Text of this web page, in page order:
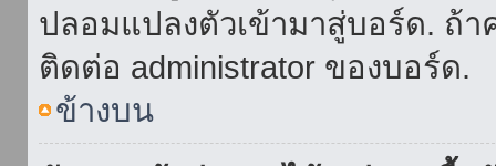
ปลอมแปลงตัวเข้ามาสู่บอร์ด. ถ้
ติดต่อ administrator ของบอร์ด.
ข้างบน